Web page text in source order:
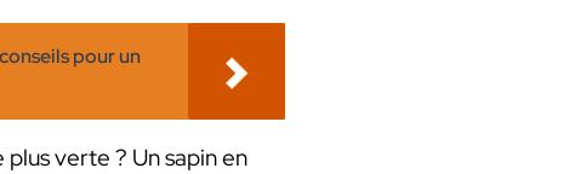
pour un
verte ? Un sapin en